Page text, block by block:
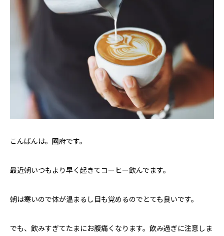
こんばんは。國府です。
最近朝いつもより早く起きてコーヒー飲んでます。
朝は寒いので体が温まるし目も覚めるのでとても良いです。
でも、飲みすぎてたまにお腹痛くなります。飲み過ぎに注意しま